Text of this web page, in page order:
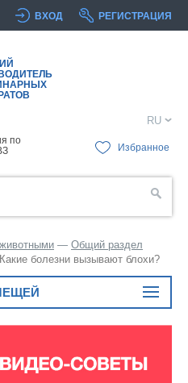
ВХОД РЕГИСТРАЦИЯ
по
RU
Избранное
Общий раздел
Какие болезни вызывают блохи?